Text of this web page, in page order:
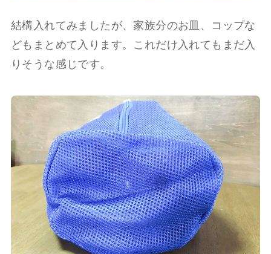
結構入れてみましたが、家族分のお皿、コップな
どもまとめて入ります。これだけ入れてもまだ入
りそうな感じです。